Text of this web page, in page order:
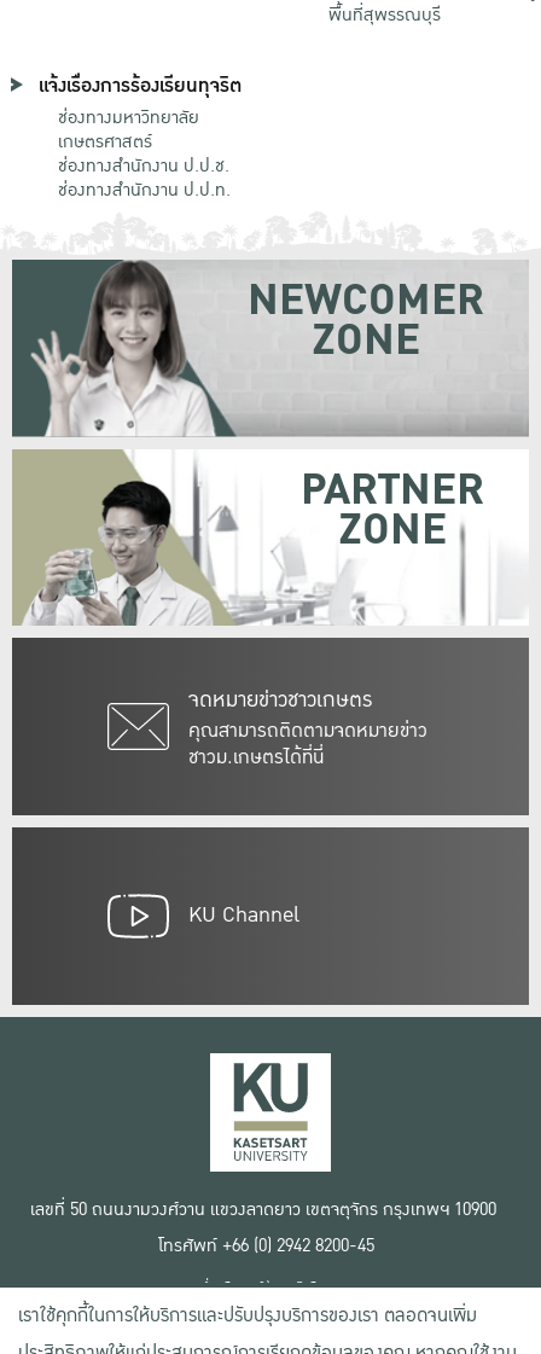
พื้นที่สุพรรณบุรี
แจ้งเรื่องการร้องเรียนทุจริต
ช่องทางมหาวิทยาลัย
เกษตรศาสตร์
ช่องทางสำนักงาน ป.ป.ช.
ช่องทางสำนักงาน ป.ป.ท.
จดหมายข่าวชาวเกษตร
คุณสามารถติดตามจดหมายข่าว
ชาวม.เกษตรได้ที่นี่
NEWCOMER
ZONE
PARTNER
ZONE
KU Channel
เลขที่ 50 ถนนงามวงศ์วาน แขวงลาดยาว เขตจตุจักร กรุงเทพฯ 10900
โทรศัพท์ +66 (0) 2942 8200-45
เงื่อนไขการใช้งานเว็บไซต์
ข้อตกลงด้านสิทธิ์ใช้งาน
นโยบายความเป็นส่วนตัว
เราใช้คุกกี้ในการให้บริการและปรับปรุงบริการของเรา ตลอดจนเพิ่ม